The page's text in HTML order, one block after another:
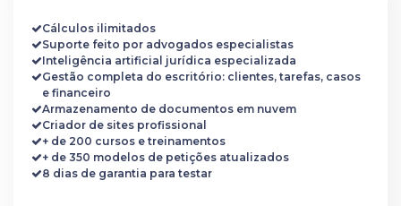
Cálculos ilimitados
Suporte feito por advogados especialistas
Inteligência artificial jurídica especializada
Gestão completa do escritório: clientes, tarefas, casos
e financeiro
Armazenamento de documentos em nuvem
Criador de sites profissional
+ de 200 cursos e treinamentos
+ de 350 modelos de petições atualizados
8 dias de garantia para testar